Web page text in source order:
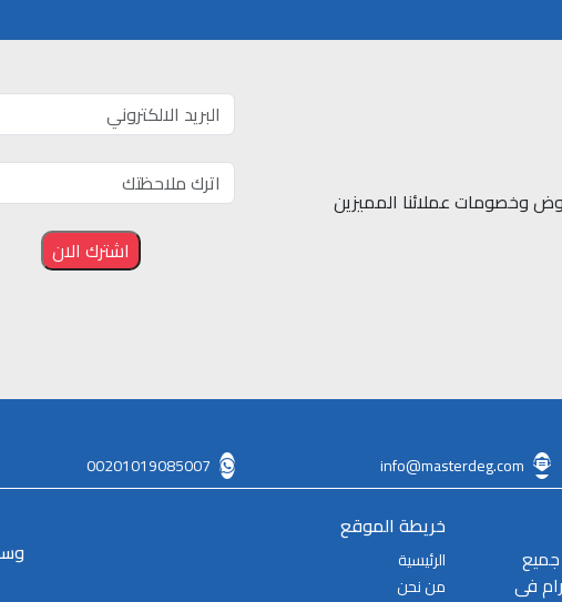
وخصومات عملائنا المميزين
info@masterdeg.com
00201019085007
فى
خريطة الموقع
الرئيسية
من نحن